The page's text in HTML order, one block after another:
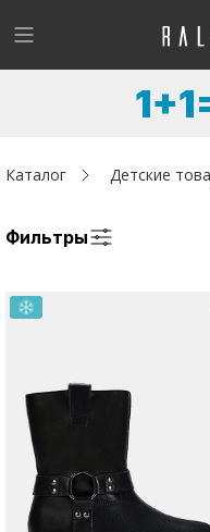
!
Женщинам
Акции / Новости
Адреса магазинов
Возникли вопросы? -
Каталог Детские
Фильтры